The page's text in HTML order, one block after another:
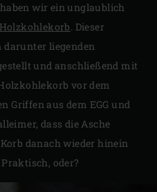
wir ein unglaublich
Holzkohlekorb. Dieser
darunter liegenden
und anschließend mit
vor dem
Griffen aus dem EGG und
dass die Asche
danach wieder hinein
oder?